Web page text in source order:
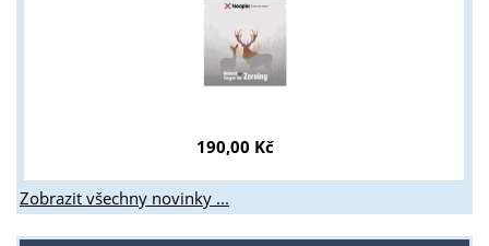
190,00 Kč
Zobrazit všechny novinky ...